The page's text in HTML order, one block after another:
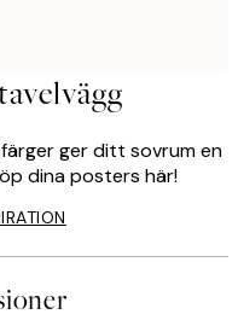
ger ditt sovrum en
dina posters här!